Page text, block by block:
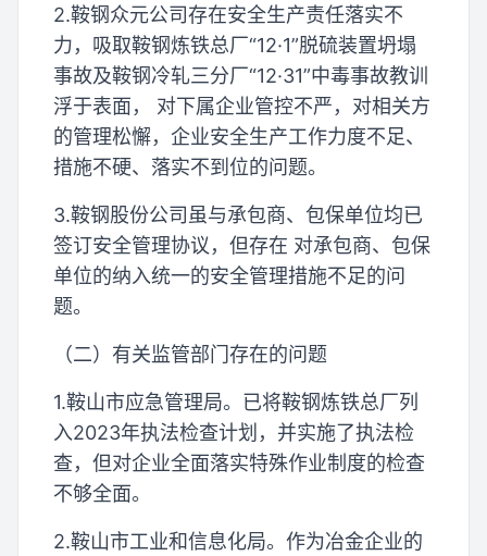
2.鞍钢众元公司存在安全生产责任落实不
力，吸取鞍钢炼铁总厂“12·1”脱硫装置坍塌
事故及鞍钢冷轧三分厂“12·31”中毒事故教训
浮于表面， 对下属企业管控不严，对相关方
的管理松懈，企业安全生产工作力度不足、
措施不硬、落实不到位的问题。
3.鞍钢股份公司虽与承包商、包保单位均已
签订安全管理协议，但存在 对承包商、包保
单位的纳入统一的安全管理措施不足的问
题。
（二）有关监管部门存在的问题
1.鞍山市应急管理局。已将鞍钢炼铁总厂列
入2023年执法检查计划，并实施了执法检
查，但对企业全面落实特殊作业制度的检查
不够全面。
2.鞍山市工业和信息化局。作为冶金企业的